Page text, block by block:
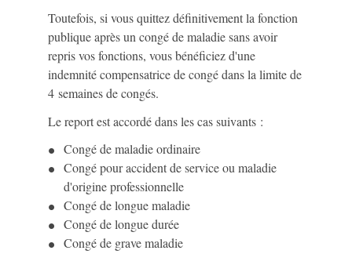
Toutefois, si vous quittez définitivement la fonction
publique après un congé de maladie sans avoir
repris vos fonctions, vous bénéficiez d'une
indemnité compensatrice de congé dans la limite de
4 semaines de congés.
Le report est accordé dans les cas suivants :
Congé de maladie ordinaire
Congé pour accident de service ou maladie
d'origine professionnelle
Congé de longue maladie
Congé de longue durée
Congé de grave maladie